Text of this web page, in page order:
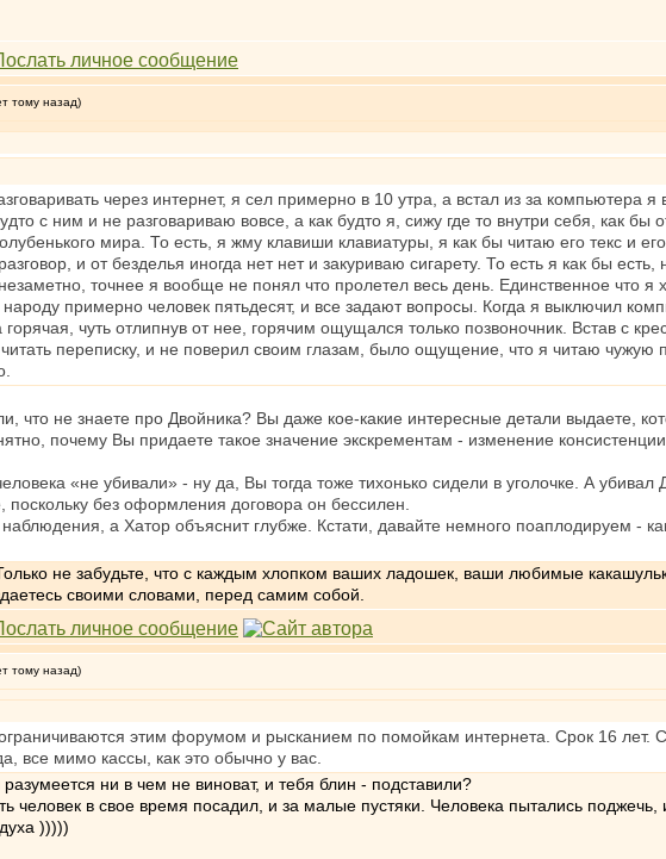
тому назад)
через интернет, я сел примерно в 10 утра, а встал из за компьютера
с ним и не разговариваю вовсе, а как будто я, сижу где то внутри себя, как бы
мира. То есть, я жму клавиши клавиатуры, я как бы читаю его текс и
и от безделья иногда нет нет и закуриваю сигарету. То есть я как бы
точнее я вообще не понял что пролетел весь день. Единственное что я
народу примерно человек пятьдесят, и все задают вопросы. Когда я выключил
чуть отлипнув от нее, горячим ощущался только позвоночник. Встав с
переписку, и не поверил своим глазам, было ощущение, что я читаю чужую
что не знаете про Двойника? Вы даже кое-какие интересные детали выдаете,
почему Вы придаете такое значение экскрементам - изменение
«не убивали» - ну да, Вы тогда тоже тихонько сидели в уголочке. А
поскольку без оформления договора он бессилен.
а Хатор объяснит глубже. Кстати, давайте немного поаплодируем -
не забудьте, что с каждым хлопком ваших ладошек, ваши любимые
своими словами, перед самим собой.
тому назад)
этим форумом и рысканием по помойкам интернета. Срок 16 лет.
все мимо кассы, как это обычно у вас.
ни в чем не виноват, и тебя блин - подставили?
человек в свое время посадил, и за малые пустяки. Человека пытались
)))))